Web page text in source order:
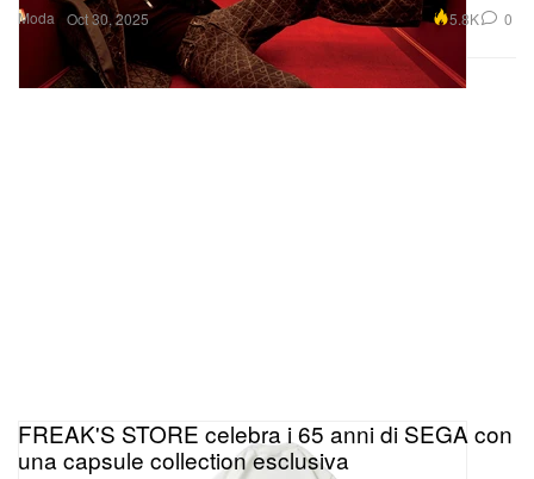
Moda Oct 30, 2025 5.8K 0
FREAK'S STORE celebra i 65 anni di SEGA con
una capsule collection esclusiva